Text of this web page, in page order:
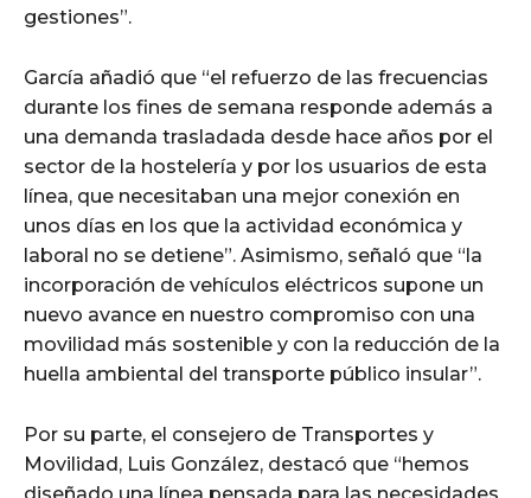
gestiones”.
García añadió que “el refuerzo de las frecuencias
durante los fines de semana responde además a
una demanda trasladada desde hace años por el
sector de la hostelería y por los usuarios de esta
línea, que necesitaban una mejor conexión en
unos días en los que la actividad económica y
laboral no se detiene”. Asimismo, señaló que “la
incorporación de vehículos eléctricos supone un
nuevo avance en nuestro compromiso con una
movilidad más sostenible y con la reducción de la
huella ambiental del transporte público insular”.
Por su parte, el consejero de Transportes y
Movilidad, Luis González, destacó que “hemos